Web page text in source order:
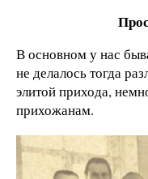
В основном у нас
не делалось тогда
элитой прихода,
прихожанам.